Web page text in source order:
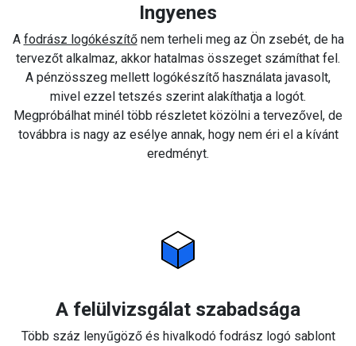
Ingyenes
A fodrász logókészítőnem terheli meg az Ön zsebét, de ha
tervezőt alkalmaz, akkor hatalmas összeget számíthat fel.
A pénzösszeg mellett logókészítő használata javasolt,
mivel ezzel tetszés szerint alakíthatja a logót.
Megpróbálhat minél több részletet közölni a tervezővel, de
továbbra is nagy az esélye annak, hogy nem éri el a kívánt
eredményt.
A felülvizsgálat szabadsága
Több száz lenyűgöző és hivalkodó fodrász logó sablont